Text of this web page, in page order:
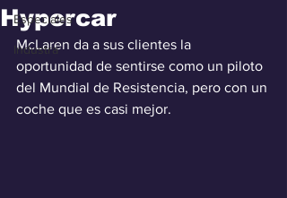
Especiales
Industra
Hypercar
McLaren da a sus clientes la
oportunidad de sentirse como un piloto
del Mundial de Resistencia, pero con un
coche que es casi mejor.